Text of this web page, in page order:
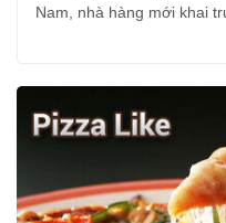
Nam, nhà hàng mới khai